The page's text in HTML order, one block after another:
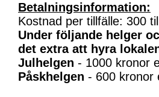
Betalningsinformation:
Kostnad per tillfälle: 300
Under följande helger
det extra att hyra
Julhelgen - 1000 kronor
Påskhelgen - 600 kronor